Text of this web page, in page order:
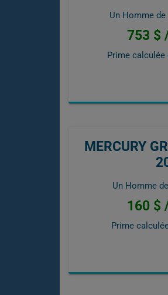
Un Homme de
753 $
Prime calculée
MERCURY
Un Homme
160 $
Prime